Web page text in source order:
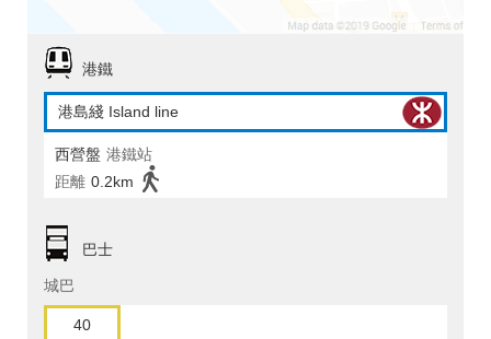
港鐵
港島綫 Island line
西營盤 港鐵站
距離 0.2km
巴士
城巴
40